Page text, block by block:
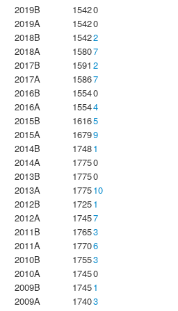
2019B
15420
2019A
15420
2018B
15422
2018A
15807
2017B
1591 2
2017A
15867
2016B
15540
2016A
15544
2015B
16165
2015A
16799
2014B
17481
2014A
17750
2013B
17750
2013A
177510
2012B
17251
2012A
17457
2011B
17653
2011A
17706
2010B
17553
2010A
17450
2009B
17451
2009A
17403